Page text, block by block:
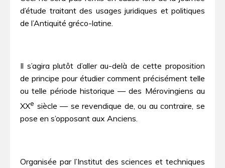
d’étude traitant des usages juridiques et politiques
de l’Antiquité gréco-latine.
Il s’agira plutôt d’aller au-delà de cette proposition
de principe pour étudier comment précisément telle
ou telle période historique — des Mérovingiens au
XXe siècle — se revendique de, ou au contraire, se
pose en s’opposant aux Anciens.
Organisée par l’Institut des sciences et techniques